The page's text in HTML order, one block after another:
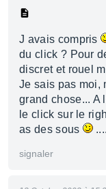
J avais compris
du click ? Pour
discret et rouel
Je sais pas moi,
grand chose... A
le click sur le
as des sous
signaler